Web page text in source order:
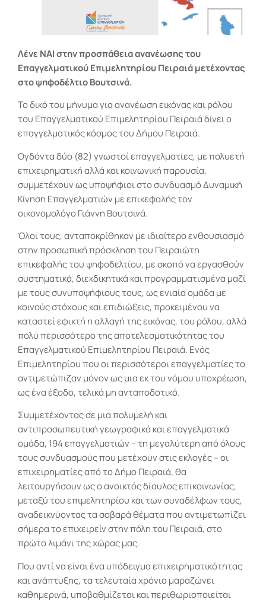
Λένε ΝΑΙ στην προσπάθεια ανανέωσης του
Επαγγελματικού Επιμελητηρίου Πειραιά μετέχοντας
στο ψηφοδέλτιο Βουτσινά.
Το δικό του μήνυμα για ανανέωση εικόνας και ρόλου
του Επαγγελματικού Επιμελητηρίου Πειραιά δίνει ο
επαγγελματικός κόσμος του Δήμου Πειραιά.
Ογδόντα δύο (82) γνωστοί επαγγελματίες, με πολυετή
επιχειρηματική αλλά και κοινωνική παρουσία,
συμμετέχουν ως υποψήφιοι στο συνδυασμό Δυναμική
Κίνηση Επαγγελματιών με επικεφαλής τον
οικονομολόγο Γιάννη Βουτσινά.
Όλοι τους, ανταποκρίθηκαν με ιδιαίτερο ενθουσιασμό
στην προσωπική πρόσκληση του Πειραιώτη
επικεφαλής του ψηφοδελτίου, με σκοπό να εργασθούν
συστηματικά, διεκδικητικά και προγραμματισμένα μαζί
με τους συνυποψήφιους τους, ως ενιαία ομάδα με
κοινούς στόχους και επιδιώξεις, προκειμένου να
καταστεί εφικτή η αλλαγή της εικόνας, του ρόλου, αλλά
πολύ περισσότερο της αποτελεσματικότητας του
Επαγγελματικού Επιμελητηρίου Πειραιά. Ενός
Επιμελητηρίου που οι περισσότεροι επαγγελματίες το
αντιμετώπιζαν μόνον ως μια εκ του νόμου υποχρέωση,
ως ένα έξοδο, τελικά μη ανταποδοτικό.
Συμμετέχοντας σε μια πολυμελή και
αντιπροσωπευτική γεωγραφικά και επαγγελματικά
ομάδα, 194 επαγγελματιών – τη μεγαλύτερη από όλους
τους συνδυασμούς που μετέχουν στις εκλογές – οι
επιχειρηματίες από το Δήμο Πειραιά, θα
λειτουργήσουν ως ο ανοικτός δίαυλος επικοινωνίας,
μεταξύ του επιμελητηρίου και των συναδέλφων τους,
αναδεικνύοντας τα σοβαρά θέματα που αντιμετωπίζει
σήμερα το επιχειρείν στην πόλη του Πειραιά, στο
πρώτο λιμάνι της χώρας μας.
Που αντί να είναι ένα υπόδειγμα επιχειρηματικότητας
και ανάπτυξης, τα τελευταία χρόνια μαραζώνει
καθημερινά, υποβαθμίζεται και περιθωριοποιείται